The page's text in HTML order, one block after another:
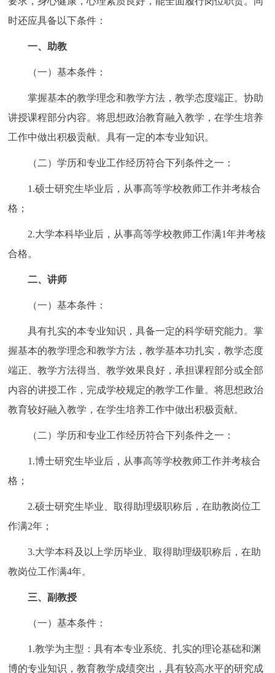
时还应具备以下条件：
一、助教
（一）基本条件：
掌握基本的教学理念和教学方法，教学态度端正。协助
讲授课程部分内容。将思想政治教育融入教学，在学生培养
工作中做出积极贡献。具有一定的本专业知识。
（二）学历和专业工作经历符合下列条件之一：
1.硕士研究生毕业后，从事高等学校教师工作并考核合
格；
2.大学本科毕业后，从事高等学校教师工作满1年并考核
合格。
二、讲师
（一）基本条件：
具有扎实的本专业知识，具备一定的科学研究能力。掌
握基本的教学理念和教学方法，教学基本功扎实，教学态度
端正、教学方法得当、教学效果良好，承担课程部分或全部
内容的讲授工作，完成学校规定的教学工作量。将思想政治
教育较好融入教学，在学生培养工作中做出积极贡献。
（二）学历和专业工作经历符合下列条件之一：
1.博士研究生毕业后，从事高等学校教师工作并考核合
格；
2.硕士研究生毕业、取得助理级职称后，在助教岗位工
作满2年；
3.大学本科及以上学历毕业、取得助理级职称后，在助
教岗位工作满4年。
三、副教授
（一）基本条件：
1.教学为主型：具有本专业系统、扎实的理论基础和渊
博的专业知识，教育教学成绩突出，具有较高水平的研究成